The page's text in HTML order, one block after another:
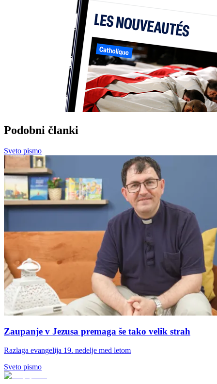
Podobni članki
Sveto pismo
Zaupanje v Jezusa premaga še tako velik strah
Razlaga evangelija 19. nedelje med letom
Sveto pismo